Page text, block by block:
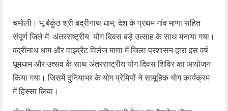
चमोली। भू बैकुंठ श्री बद्रीनाथ धाम, देश के प्रथम गांव माणा सहित
संपूर्ण जिले में अंतरराष्ट्रीय योग दिवस बड़े उत्साह के साथ मनाया गया।
बद्रीनाथ धाम और वाइब्रेंट विलेज माणा में जिला प्रशासन द्वारा इस वर्ष
धूमधाम और उत्सव के साथ अंतरराष्ट्रीय योग दिवस शिविर का आयोजन
किया गया। जिसमें दुनियाभर के योग प्रेमियों ने सामूहिक योग कार्यक्रम
में हिस्सा लिया।